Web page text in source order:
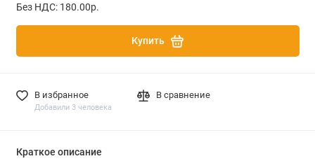
Без НДС: 180.00р.
Купить
В избранное
Добавили 3 человека
В сравнение
Краткое описание